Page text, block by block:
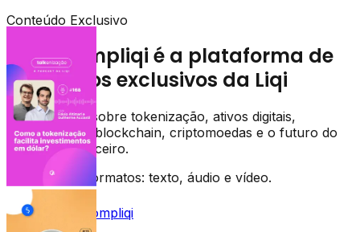
Conteúdo Exclusivo
O Descompliqi é a plataforma de
conteúdos exclusivos da Liqi
Entenda tudo sobre tokenização, ativos digitais,
infraestrutura blockchain, criptomoedas e o futuro do
mercado financeiro.
Em todos os formatos: texto, áudio e vídeo.
Acessar Descompliqi